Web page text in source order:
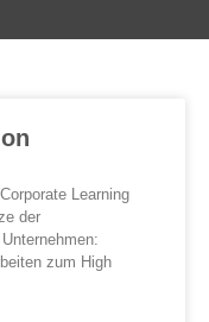
Learning
der
zum High